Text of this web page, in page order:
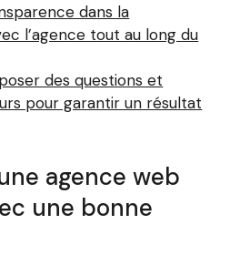
dans la
l’agence tout au long du
des questions et
pour garantir un résultat
agence web
une bonne